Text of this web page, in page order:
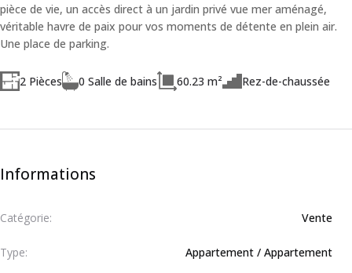
pièce de vie, un accès direct à un jardin privé vue mer aménagé,
véritable havre de paix pour vos moments de détente en plein air.
Une place de parking.
2 Pièces 0 Salle de bains 60.23 m² Rez-de-chaussée
Informations
Catégorie: Vente
Type: Appartement / Appartement